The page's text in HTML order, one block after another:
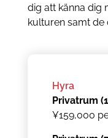
dig att känna dig
kulturen samt de
Hyra
Privatrum
¥159,000